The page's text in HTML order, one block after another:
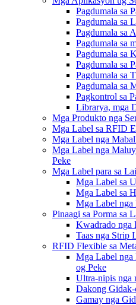
Pagdumala sa
Pagdumala sa
Pagdumala sa
Pagdumala sa
Pagdumala sa
Pagdumala sa
Pagdumala sa
Pagdumala sa
Pagkontrol sa
Librarya, mga
Mga Produkto nga
Mga Label sa RFID
Mga Label nga
Mga Label nga
Peke
Mga Label para sa
Mga Label sa
Mga Label sa
Mga Label nga
Pinaagi sa Porma sa
Kwadrado nga
Taas nga Strip
RFID Flexible sa
Mga Label
og Peke
Ultra-nipis nga
Dakong Gidak-
Gamay nga